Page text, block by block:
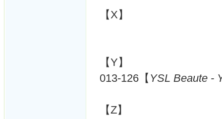
【X】
【Y】
013-126【 YSL Beaute -
【Z】